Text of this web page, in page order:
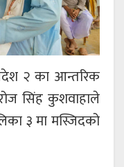
२ का आन्तरिक
सिंह कुशवाहाले
३ मा मस्जिदको